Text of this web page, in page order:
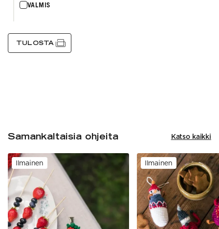
VALMIS
TULOSTA
Samankaltaisia ohjeita Katso kaikki
Ilmainen Ilmainen